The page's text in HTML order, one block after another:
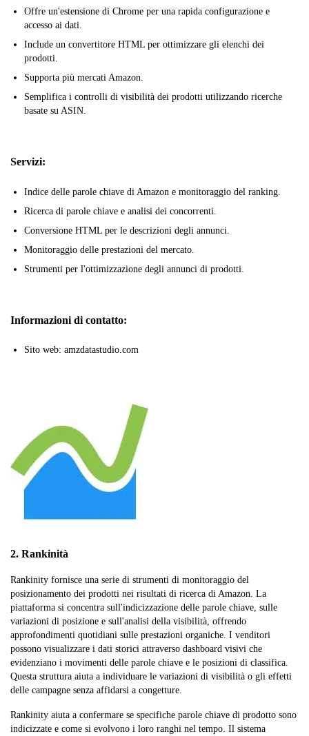
Offre un'estensione di Chrome per una rapida configurazione e
accesso ai dati.
Include un convertitore HTML per ottimizzare gli elenchi dei
prodotti.
Supporta più mercati Amazon.
Semplifica i controlli di visibilità dei prodotti utilizzando ricerche
basate su ASIN.
Servizi:
Indice delle parole chiave di Amazon e monitoraggio del ranking.
Ricerca di parole chiave e analisi dei concorrenti.
Conversione HTML per le descrizioni degli annunci.
Monitoraggio delle prestazioni del mercato.
Strumenti per l'ottimizzazione degli annunci di prodotti.
Informazioni di contatto:
Sito web: amzdatastudio.com
2. Rankinità
Rankinity fornisce una serie di strumenti di monitoraggio del
posizionamento dei prodotti nei risultati di ricerca di Amazon. La
piattaforma si concentra sull'indicizzazione delle parole chiave, sulle
variazioni di posizione e sull'analisi della visibilità, offrendo
approfondimenti quotidiani sulle prestazioni organiche. I venditori
possono visualizzare i dati storici attraverso dashboard visivi che
evidenziano i movimenti delle parole chiave e le posizioni di classifica.
Questa struttura aiuta a individuare le variazioni di visibilità o gli effetti
delle campagne senza affidarsi a congetture.
Rankinity aiuta a confermare se specifiche parole chiave di prodotto sono
indicizzate e come si evolvono i loro ranghi nel tempo. Il sistema